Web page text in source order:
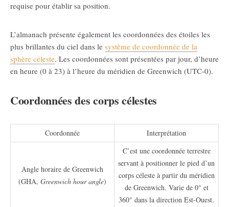
requise pour établir sa position.
L’almanach présente également les coordonnées des étoiles les
plus brillantes du ciel dans le système de coordonnée de la
sphère céleste. Les coordonnées sont présentées par jour, d’heure
en heure (0 à 23) à l’heure du méridien de Greenwich (UTC-0).
Coordonnées des corps célestes
Coordonnée Interprétation
Angle horaire de Greenwich
(GHA, Greenwich hour angle)
C’est une coordonnée terrestre
servant à positionner le pied d’un
corps céleste à partir du méridien
de Greenwich. Varie de 0° et
360° dans la direction Est-Ouest.